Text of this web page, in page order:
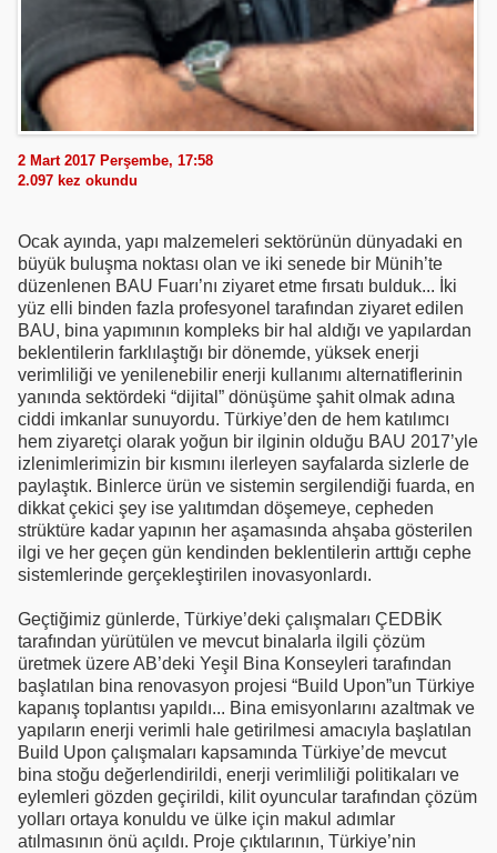
2 Mart 2017 Perşembe, 17:58
2.097 kez okundu
Ocak ayında, yapı malzemeleri sektörünün dünyadaki en
büyük buluşma noktası olan ve iki senede bir Münih’te
düzenlenen BAU Fuarı’nı ziyaret etme fırsatı bulduk... İki
yüz elli binden fazla profesyonel tarafından ziyaret edilen
BAU, bina yapımının kompleks bir hal aldığı ve yapılardan
beklentilerin farklılaştığı bir dönemde, yüksek enerji
verimliliği ve yenilenebilir enerji kullanımı alternatiflerinin
yanında sektördeki “dijital” dönüşüme şahit olmak adına
ciddi imkanlar sunuyordu. Türkiye’den de hem katılımcı
hem ziyaretçi olarak yoğun bir ilginin olduğu BAU 2017’yle
izlenimlerimizin bir kısmını ilerleyen sayfalarda sizlerle de
paylaştık. Binlerce ürün ve sistemin sergilendiği fuarda, en
dikkat çekici şey ise yalıtımdan döşemeye, cepheden
strüktüre kadar yapının her aşamasında ahşaba gösterilen
ilgi ve her geçen gün kendinden beklentilerin arttığı cephe
sistemlerinde gerçekleştirilen inovasyonlardı.
Geçtiğimiz günlerde, Türkiye’deki çalışmaları ÇEDBİK
tarafından yürütülen ve mevcut binalarla ilgili çözüm
üretmek üzere AB’deki Yeşil Bina Konseyleri tarafından
başlatılan bina renovasyon projesi “Build Upon”un Türkiye
kapanış toplantısı yapıldı... Bina emisyonlarını azaltmak ve
yapıların enerji verimli hale getirilmesi amacıyla başlatılan
Build Upon çalışmaları kapsamında Türkiye’de mevcut
bina stoğu değerlendirildi, enerji verimliliği politikaları ve
eylemleri gözden geçirildi, kilit oyuncular tarafından çözüm
yolları ortaya konuldu ve ülke için makul adımlar
atılmasının önü açıldı. Proje çıktılarının, Türkiye’nin